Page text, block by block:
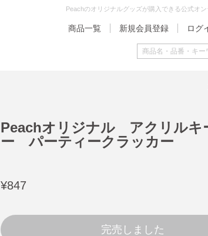
Peachのオリジナルグッズが購入できる公式オ
商品一覧 新規会員登録 ログ
Peachオリジナル アクリルキ
ー パーティークラッカー
¥847
完売しました